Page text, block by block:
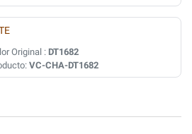
Original : DT1682
VC-CHA-DT1682